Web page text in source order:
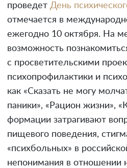
проведет День
отмечается в
ежегодно 10 октября. На
возможность
с просветительскими
психопрофилактики и
как «Сказать не могу
паники», «Рацион жизни»,
формации затрагивают
пищевого поведения,
«психбольных» в
непонимания в отношении